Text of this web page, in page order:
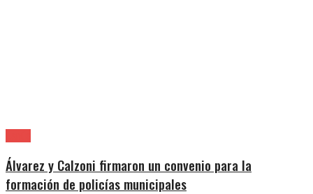
Álvarez y Calzoni firmaron un convenio para la
formación de policías municipales